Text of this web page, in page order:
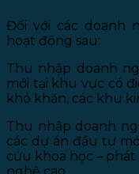
Đối với các doanh
hoạt động sau:
Thu nhập doanh
mới tại khu vực có
khó khăn, các khu
Thu nhập doanh
các dự án đầu tư
cứu khoa học –